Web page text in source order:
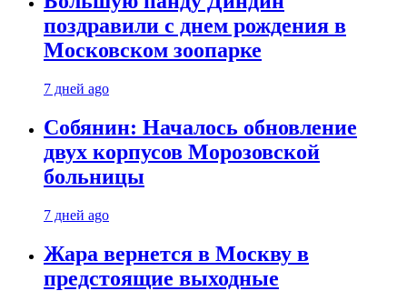
поздравили с днем рождения в
Московском зоопарке
7 дней ago
Собянин: Началось обновление
двух корпусов Морозовской
больницы
7 дней ago
Жара вернется в Москву в
предстоящие выходные